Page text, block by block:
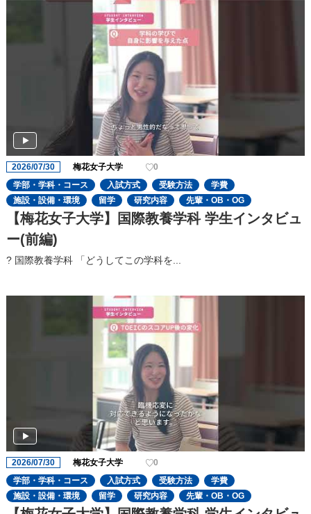
2026/07/30 梅花女子大学
0
学部・学科・コース
入試方式 受験方法
学費
施設・設備・環境
留学 研究内容 先輩・OB・OG
【梅花女子大学】国際教養学科 学生インタビュ
ー(前編)
? 国際教養学科 「どうしてこの学科を...
2026/07/30 梅花女子大学
0
学部・学科・コース
入試方式 受験方法
学費
施設・設備・環境
留学 研究内容 先輩・OB・OG